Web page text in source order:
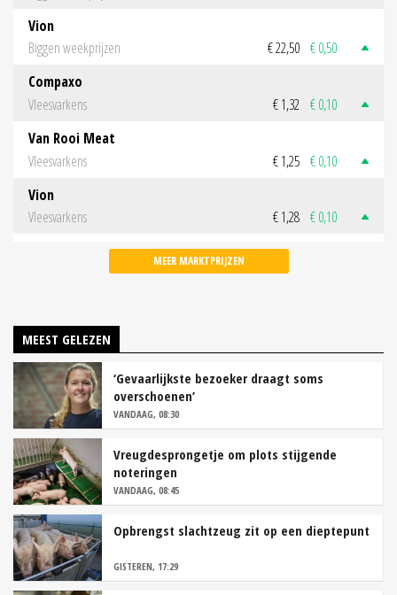
Vion
Biggen weekprijzen
€ 22,50 € 0,50
Compaxo
Vleesvarkens
€ 1,32 € 0,10
Van Rooi Meat
Vleesvarkens
€ 1,25 € 0,10
Vion
Vleesvarkens
€ 1,28 € 0,10
MEER MARKTPRIJZEN
MEEST GELEZEN
‘Gevaarlijkste bezoeker draagt soms
overschoenen’
VANDAAG, 08:30
Vreugdesprongetje om plots stijgende
noteringen
VANDAAG, 08:45
Opbrengst slachtzeug zit op een dieptepunt
GISTEREN, 17:29